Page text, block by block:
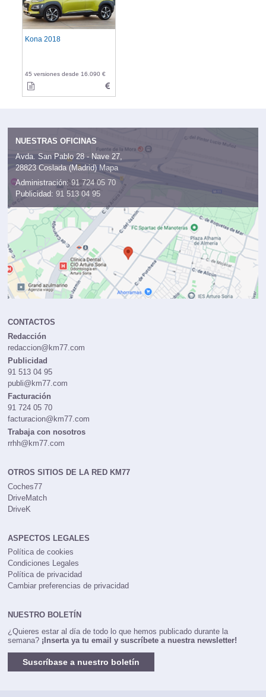
Kona 2018
45 versiones desde 16.090 €
NUESTRAS OFICINAS
Avda. San Pablo 28 - Nave 27,
28823 Coslada (Madrid) Mapa
Administración: 91 724 05 70
Publicidad: 91 513 04 95
CONTACTOS
Redacción
redaccion@km77.com
Publicidad
91 513 04 95
publi@km77.com
Facturación
91 724 05 70
facturacion@km77.com
Trabaja con nosotros
rrhh@km77.com
OTROS SITIOS DE LA RED KM77
Coches77
DriveMatch
DriveK
ASPECTOS LEGALES
Política de cookies
Condiciones Legales
Política de privacidad
Cambiar preferencias de privacidad
NUESTRO BOLETÍN
¿Quieres estar al día de todo lo que hemos publicado durante la
semana? ¡Inserta ya tu email y suscríbete a nuestra newsletter!
Suscríbase a nuestro boletín